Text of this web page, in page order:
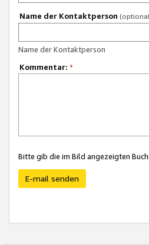
Name der Kontaktperson
Name der Kontaktperson
Kommentar: *
Bitte gib die im Bild angezeigten
E-mail senden